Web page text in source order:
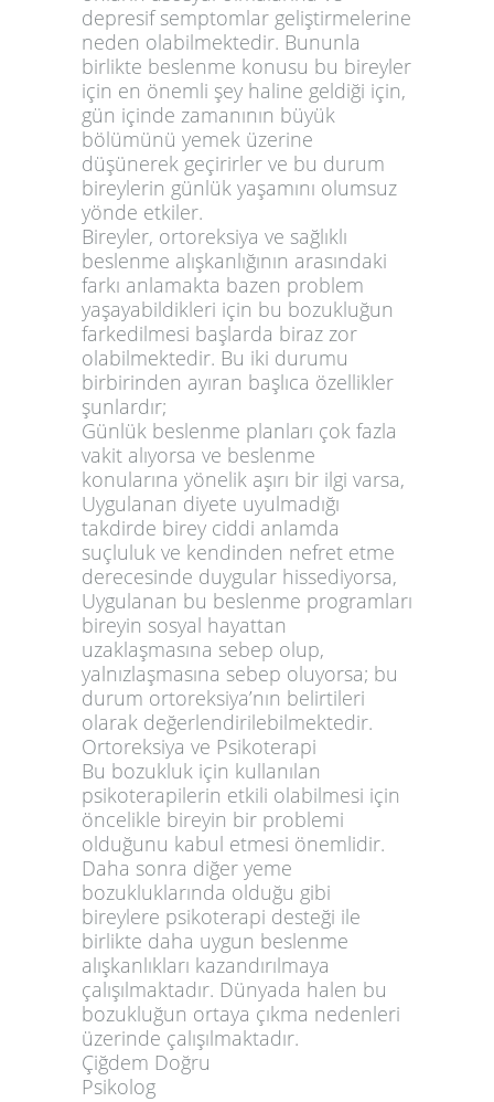
depresif semptomlar geliştirmelerine
neden olabilmektedir. Bununla
birlikte beslenme konusu bu bireyler
için en önemli şey haline geldiği için,
gün içinde zamanının büyük
bölümünü yemek üzerine
düşünerek geçirirler ve bu durum
bireylerin günlük yaşamını olumsuz
yönde etkiler.
Bireyler, ortoreksiya ve sağlıklı
beslenme alışkanlığının arasındaki
farkı anlamakta bazen problem
yaşayabildikleri için bu bozukluğun
farkedilmesi başlarda biraz zor
olabilmektedir. Bu iki durumu
birbirinden ayıran başlıca özellikler
şunlardır;
Günlük beslenme planları çok fazla
vakit alıyorsa ve beslenme
konularına yönelik aşırı bir ilgi varsa,
Uygulanan diyete uyulmadığı
takdirde birey ciddi anlamda
suçluluk ve kendinden nefret etme
derecesinde duygular hissediyorsa,
Uygulanan bu beslenme programları
bireyin sosyal hayattan
uzaklaşmasına sebep olup,
yalnızlaşmasına sebep oluyorsa; bu
durum ortoreksiya’nın belirtileri
olarak değerlendirilebilmektedir.
Ortoreksiya ve Psikoterapi
Bu bozukluk için kullanılan
psikoterapilerin etkili olabilmesi için
öncelikle bireyin bir problemi
olduğunu kabul etmesi önemlidir.
Daha sonra diğer yeme
bozukluklarında olduğu gibi
bireylere psikoterapi desteği ile
birlikte daha uygun beslenme
alışkanlıkları kazandırılmaya
çalışılmaktadır. Dünyada halen bu
bozukluğun ortaya çıkma nedenleri
üzerinde çalışılmaktadır.
Çiğdem Doğru
Psikolog